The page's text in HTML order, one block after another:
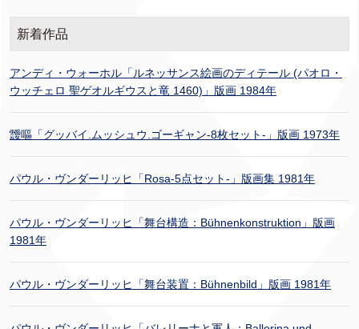
新着作品
アンディ・ウォーホル「ルネッサンス絵画のディテール (パオロ・
ウッチェロ 聖ゲオルギウスと竜 1460)」版画 1984年
靉嘔「グッバイ.ムッシュウ.ゴーギャン-8枚セット-」版画 1973年
パウル・ヴンダーリッヒ「Rosa-5点セット-」版画集 1981年
パウル・ヴンダーリッヒ「舞台構造：Bühnenkonstruktion」版画
1981年
パウル・ヴンダーリッヒ「舞台装置：Bühnenbild」版画 1981年